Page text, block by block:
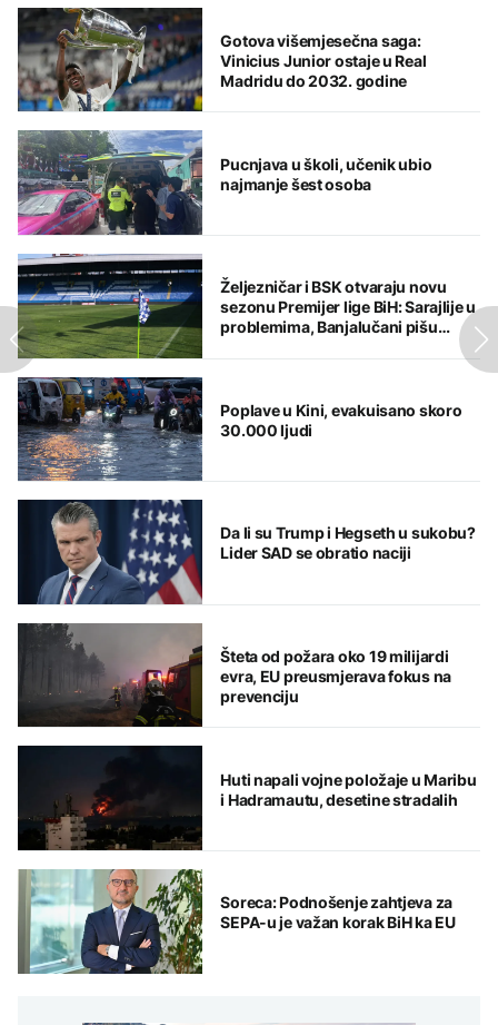
Gotova višemjesečna saga:
Vinicius Junior ostaje u Real
Madridu do 2032. godine
Pucnjava u školi, učenik ubio
najmanje šest osoba
Željezničar i BSK otvaraju novu
sezonu Premijer lige BiH: Sarajlije u
problemima, Banjalučani pišu
Poplave u Kini, evakuisano skoro
30.000 ljudi
Da li su Trump i Hegseth u sukobu?
Lider SAD se obratio naciji
Šteta od požara oko 19 milijardi
evra, EU preusmjerava fokus na
prevenciju
Huti napali vojne položaje u Maribu
i Hadramautu, desetine stradalih
Soreca: Podnošenje zahtjeva za
SEPA-u je važan korak BiH ka EU